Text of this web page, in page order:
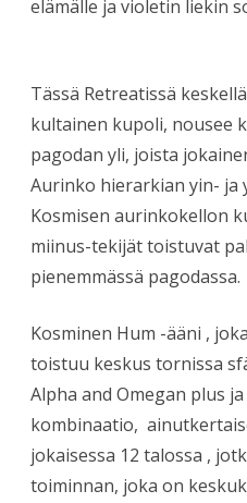
elämälle ja violetin liekin
Tässä Retreatissä
kultainen kupoli, nousee
pagodan yli, joista
Aurinko hierarkian yin- ja
Kosmisen aurinkokellon
miinus-tekijät toistuvat
pienemmässä pagodassa.
Kosminen Hum -ääni ,
toistuu keskus tornissa
Alpha and Omegan plus
kombinaatio,
jokaisessa 12 talossa ,
toiminnan, joka on